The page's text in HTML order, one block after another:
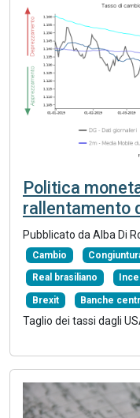
Politica
rallentamento
Pubblicato da Alba Di
Cambio
Real brasiliano
Brexit Banche
Taglio dei tassi dagli